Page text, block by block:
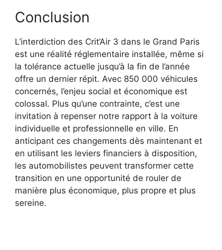
Conclusion
L’interdiction des Crit’Air 3 dans le Grand Paris
est une réalité réglementaire installée, même si
la tolérance actuelle jusqu’à la fin de l’année
offre un dernier répit. Avec 850 000 véhicules
concernés, l’enjeu social et économique est
colossal. Plus qu’une contrainte, c’est une
invitation à repenser notre rapport à la voiture
individuelle et professionnelle en ville. En
anticipant ces changements dès maintenant et
en utilisant les leviers financiers à disposition,
les automobilistes peuvent transformer cette
transition en une opportunité de rouler de
manière plus économique, plus propre et plus
sereine.